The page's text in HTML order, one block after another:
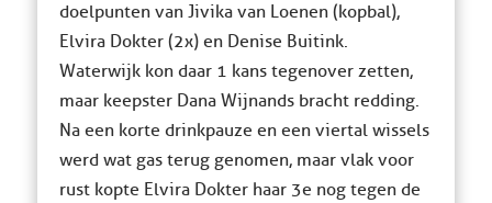
doelpunten van Jivika van Loenen (kopbal),
Elvira Dokter (2x) en Denise Buitink.
Waterwijk kon daar 1 kans tegenover zetten,
maar keepster Dana Wijnands bracht redding.
Na een korte drinkpauze en een viertal wissels
werd wat gas terug genomen, maar vlak voor
rust kopte Elvira Dokter haar 3e nog tegen de